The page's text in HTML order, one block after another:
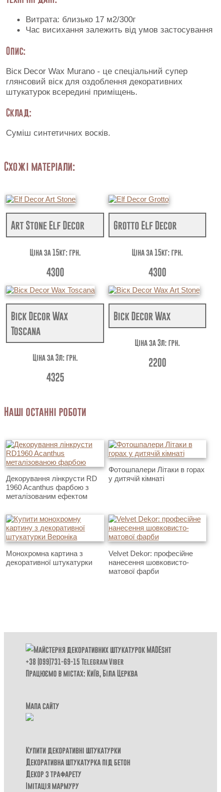
Витрата: близько 17 м2/300г
Час висихання залежить від умов застосування
Опис:
Віск Decor Wax Murano - це спеціальний супер
глянсовий віск для оздоблення декоративних
штукатурок всередині приміщень.
Склад:
Суміш синтетичних восків.
Схожі матеріали:
Art Stone Elf Decor
Ціна за 15кг: грн.
4300
Grotto Elf Decor
Ціна за 15кг: грн.
4300
Віск Decor Wax
Toscana
Ціна за 3л: грн.
4325
Віск Decor Wax
Ціна за 3л: грн.
2200
Наші останні роботи
Декорування лінкрусти RD
1960 Acanthus фарбою з
металізованим ефектом
Фотошпалери Літаки в горах
у дитячій кімнаті
Монохромна картина з
декоративної штукатурки
Velvet Dekor: професійне
нанесення шовковисто-
матової фарби
+38 (099)731-69-15 TelegramViber
Працюємо в містах: Київ,Біла Церква
Мапа сайту
Купити декоративні штукатурки
Декоративна штукатурка під бетон
Декор з трафарету
Імітація мармуру